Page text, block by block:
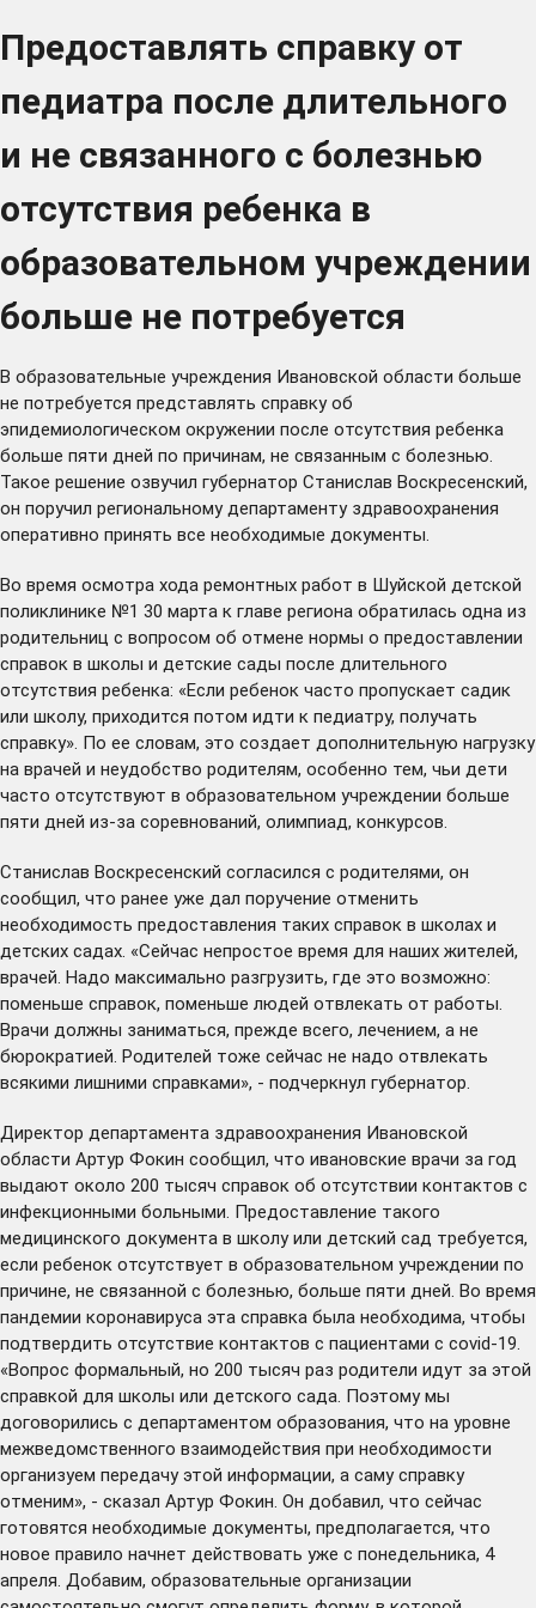
Предоставлять справку от
педиатра после длительного
и не связанного с болезнью
отсутствия ребенка в
образовательном учреждении
больше не потребуется
В образовательные учреждения Ивановской области больше
не потребуется представлять справку об
эпидемиологическом окружении после отсутствия ребенка
больше пяти дней по причинам, не связанным с болезнью.
Такое решение озвучил губернатор Станислав Воскресенский,
он поручил региональному департаменту здравоохранения
оперативно принять все необходимые документы.
Во время осмотра хода ремонтных работ в Шуйской детской
поликлинике №1 30 марта к главе региона обратилась одна из
родительниц с вопросом об отмене нормы о предоставлении
справок в школы и детские сады после длительного
отсутствия ребенка: «Если ребенок часто пропускает садик
или школу, приходится потом идти к педиатру, получать
справку». По ее словам, это создает дополнительную нагрузку
на врачей и неудобство родителям, особенно тем, чьи дети
часто отсутствуют в образовательном учреждении больше
пяти дней из-за соревнований, олимпиад, конкурсов.
Станислав Воскресенский согласился с родителями, он
сообщил, что ранее уже дал поручение отменить
необходимость предоставления таких справок в школах и
детских садах. «Сейчас непростое время для наших жителей,
врачей. Надо максимально разгрузить, где это возможно:
поменьше справок, поменьше людей отвлекать от работы.
Врачи должны заниматься, прежде всего, лечением, а не
бюрократией. Родителей тоже сейчас не надо отвлекать
всякими лишними справками», - подчеркнул губернатор.
Директор департамента здравоохранения Ивановской
области Артур Фокин сообщил, что ивановские врачи за год
выдают около 200 тысяч справок об отсутствии контактов с
инфекционными больными. Предоставление такого
медицинского документа в школу или детский сад требуется,
если ребенок отсутствует в образовательном учреждении по
причине, не связанной с болезнью, больше пяти дней. Во время
пандемии коронавируса эта справка была необходима, чтобы
подтвердить отсутствие контактов с пациентами с covid-19.
«Вопрос формальный, но 200 тысяч раз родители идут за этой
справкой для школы или детского сада. Поэтому мы
договорились с департаментом образования, что на уровне
межведомственного взаимодействия при необходимости
организуем передачу этой информации, а саму справку
отменим», - сказал Артур Фокин. Он добавил, что сейчас
готовятся необходимые документы, предполагается, что
новое правило начнет действовать уже с понедельника, 4
апреля. Добавим, образовательные организации